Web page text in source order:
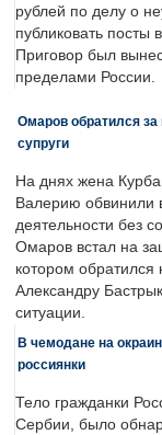
рублей по делу о
публиковать посты
Приговор был
пределами России.
Омаров обратился
супруги
На днях жена
Валерию обвинили
деятельности без
Омаров встал на
котором обратился
Александру
ситуации.
В чемодане на
россиянки
Тело гражданки
Сербии, было